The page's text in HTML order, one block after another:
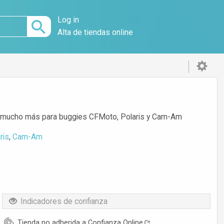
Log in
Alta de tiendas online
más para buggies CFMoto, Polaris y Cam-Am
,Cam-Am
Indicadores de confianza